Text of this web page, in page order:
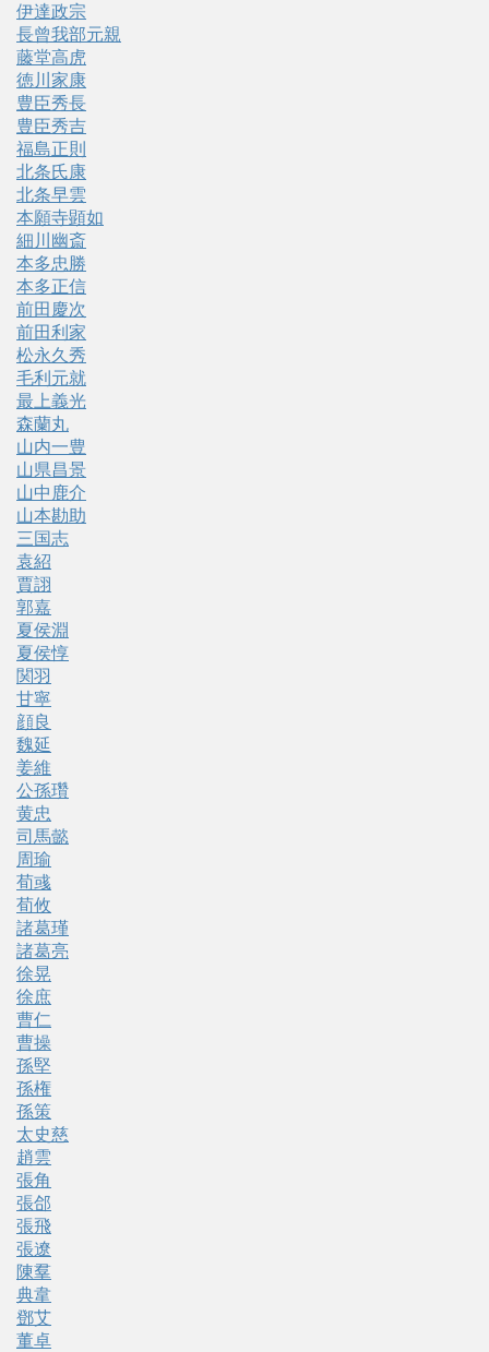
伊達政宗
長曾我部元親
藤堂高虎
徳川家康
豊臣秀長
豊臣秀吉
福島正則
北条氏康
北条早雲
本願寺顕如
細川幽斎
本多忠勝
本多正信
前田慶次
前田利家
松永久秀
毛利元就
最上義光
森蘭丸
山内一豊
山県昌景
山中鹿介
山本勘助
三国志
袁紹
賈詡
郭嘉
夏侯淵
夏侯惇
関羽
甘寧
顔良
魏延
姜維
公孫瓚
黄忠
司馬懿
周瑜
荀彧
荀攸
諸葛瑾
諸葛亮
徐晃
徐庶
曹仁
曹操
孫堅
孫権
孫策
太史慈
趙雲
張角
張郃
張飛
張遼
陳羣
典韋
鄧艾
董卓